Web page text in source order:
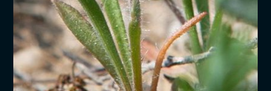
Contactos
Artrópodes
Aracnídeos
Crustáceos
Diplópodes
Cnidários
Cordados
Anfíbios
Equinodermes
Angiospérmicas
Briófitas
Gimnospérmicas
Pteridófitas
Fungos
Ascomicetes
Basidiomicetes
Anelídeos
Artrópodes
Braquiópodes
Cnidários
Plantas
Gimnospérmicas
Pteridófitas
Chromista
Glossário
Revista Naturae digital
Financiamento